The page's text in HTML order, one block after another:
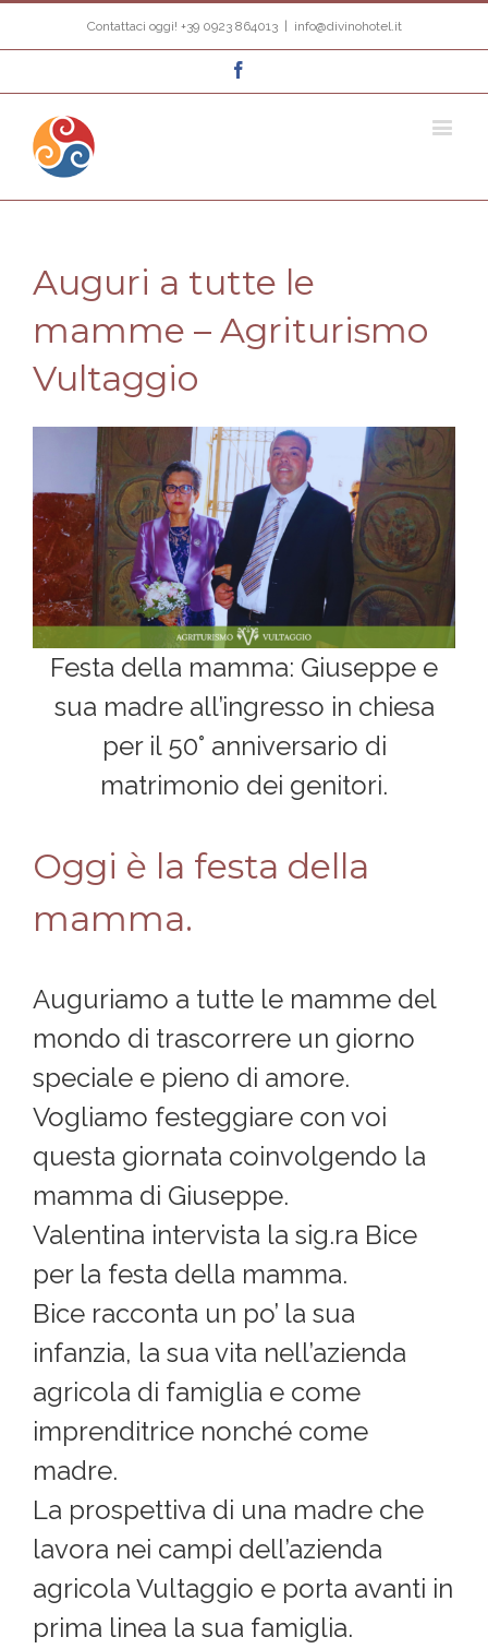
Contattaci oggi! +39 0923 864013 info@divinohotel.it
Auguri a tutte le
mamme – Agriturismo
Vultaggio
Festa della mamma: Giuseppe e
sua madre all’ingresso in chiesa
per il 50° anniversario di
matrimonio dei genitori.
Oggi è la festa della
mamma.
Auguriamo a tutte le mamme del
mondo di trascorrere un giorno
speciale e pieno di amore.
Vogliamo festeggiare con voi
questa giornata coinvolgendo la
mamma di Giuseppe.
Valentina intervista la sig.ra Bice
per la festa della mamma.
Bice racconta un po’ la sua
infanzia, la sua vita nell’azienda
agricola di famiglia e come
imprenditrice nonché come
madre.
La prospettiva di una madre che
lavora nei campi dell’azienda
agricola Vultaggio e porta avanti in
prima linea la sua famiglia.